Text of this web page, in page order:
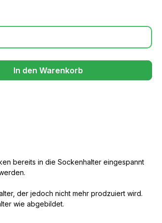
In den Warenkorb
bereits in die Sockenhalter eingespannt
der jedoch nicht mehr prodzuiert wird.
wie abgebildet.